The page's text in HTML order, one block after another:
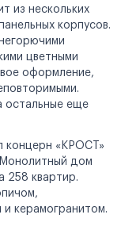
из нескольких
корпусов.
цветными
оформление,
остальные еще
концерн «КРОСТ»
дом
258 квартир.
керамогранитом.